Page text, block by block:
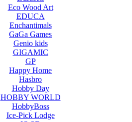
Eco Wood Art
EDUCA
Enchantimals
GaGa Games
Genio kids
GIGAMIC
GP
Happy Home
Hasbro
Hobby Day
HOBBY WORLD
HobbyBoss
Ice-Pick Lodge